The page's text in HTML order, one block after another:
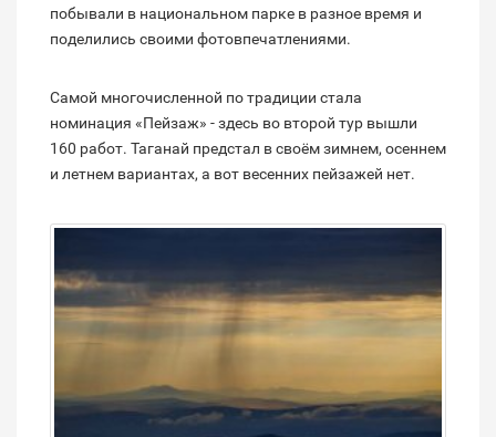
побывали в национальном парке в разное время и
поделились своими фотовпечатлениями.
Самой многочисленной по традиции стала
номинация «Пейзаж» - здесь во второй тур вышли
160 работ. Таганай предстал в своём зимнем, осеннем
и летнем вариантах, а вот весенних пейзажей нет.